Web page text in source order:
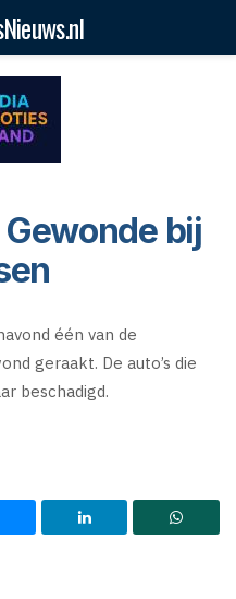
bij
één van de
geraakt. De auto’s die
beschadigd.